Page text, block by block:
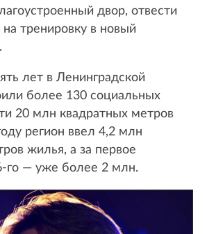
двор, отвести
тренировку в новый
лет в Ленинградской
более 130 социальных
20 млн квадратных метров
регион ввел 4,2 млн
жилья, а за первое
го — уже более 2 млн.